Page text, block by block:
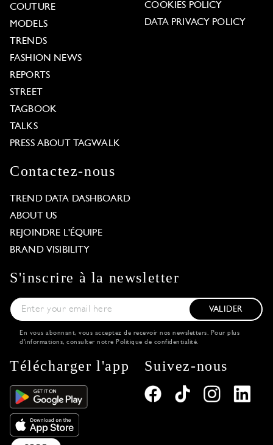
COUTURE
MODELS
TRENDS
FASHION NEWS
REPORTS
STREET
TAGBOOK
TALKS
PRESS ABOUT TAGWALK
COOKIES POLICY
DATA PRIVACY POLICY
Contactez-nous
TREND DATA DASHBOARD
ABOUT US
REJOINDRE L'ÉQUIPE
BRAND VISIBILITY
S'inscrire à la newsletter
VALIDER
En vous abonnant, vous acceptez de recevoir nos newsletters. Pour plus
d'informations, consulter notre Politique de confidentialité.
Télécharger l'app Suivez-nous